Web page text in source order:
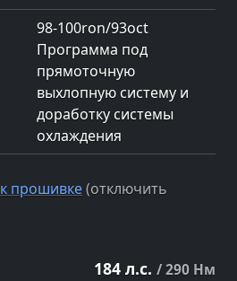
98-100ron/93oct
Программа под
прямоточную
выхлопную систему и
доработку системы
охлаждения
прошивке(отключить
184 л.с. / 290 Нм